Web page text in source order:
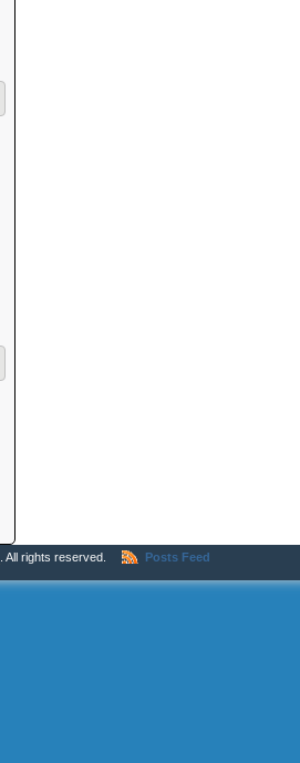
. All rights reserved. Posts Feed